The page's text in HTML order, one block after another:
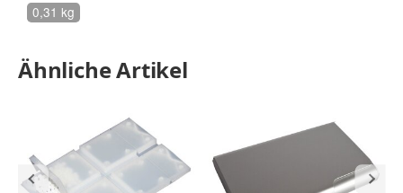
0,31 kg
Ähnliche Artikel